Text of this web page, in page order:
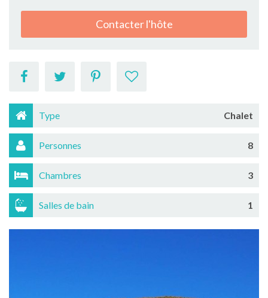
Contacter l'hôte
Type Chalet
Personnes 8
Chambres 3
Salles de bain 1